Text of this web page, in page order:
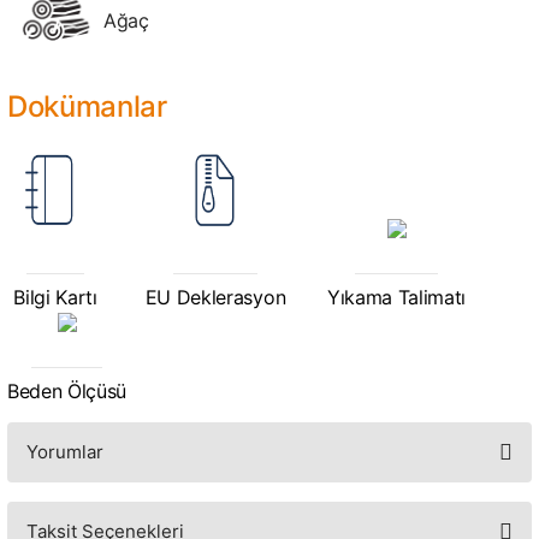
Ağaç
Dokümanlar
Bilgi Kartı EU Deklerasyon Yıkama Talimatı
Beden Ölçüsü
Yorumlar
Taksit Seçenekleri